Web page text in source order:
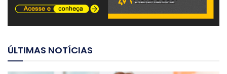
ÚLTIMAS NOTÍCIAS